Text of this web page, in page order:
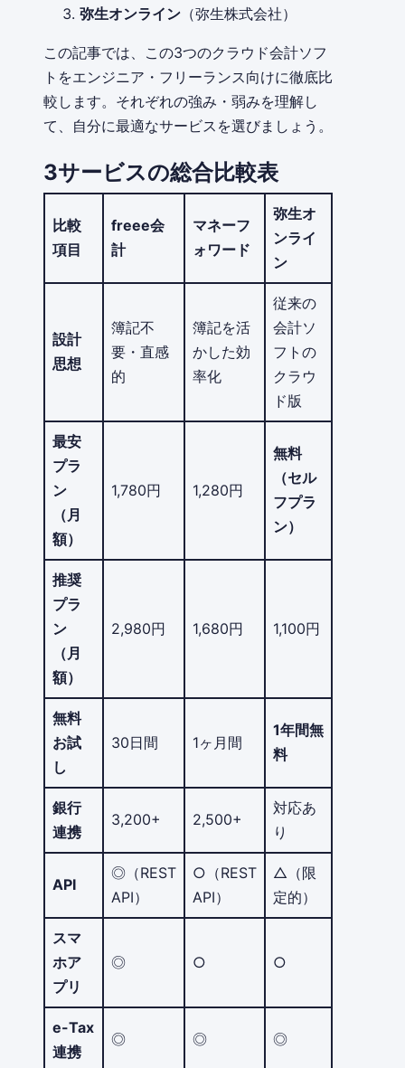
弥生オンライン （弥生株式会社）
この記事では、この3つのクラウド会計ソフ
トをエンジニア・フリーランス向けに徹底比
較します。それぞれの強み・弱みを理解し
て、自分に最適なサービスを選びましょう。
3サービスの総合比較表
比較
項目
freee会
計
マネーフ
ォワード
弥生オ
ンライ
ン
設計
思想
簿記不
要・直感
的
簿記を活
かした効
率化
従来の
会計ソ
フトの
クラウ
ド版
最安
プラ
ン
（月
額）
1,780円 1,280円
無料
（セル
フプラ
ン）
推奨
プラ
ン
（月
額）
2,980円 1,680円 1,100円
無料
お試
し
30日間 1ヶ月間
1年間無
料
銀行
連携
3,200+ 2,500+
対応あ
り
API
◎（REST
API）
○（REST
API）
△（限
定的）
スマ
ホア
プリ
◎ ○ ○
e-Tax
連携
◎ ◎ ◎